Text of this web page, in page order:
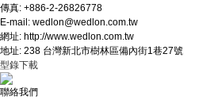
傳真: +886-2-26826778
E-mail: wedlon@wedlon.com.tw
網址: http://www.wedlon.com.tw
地址: 238 台灣新北市樹林區備內街1巷27號
型錄下載
聯絡我們